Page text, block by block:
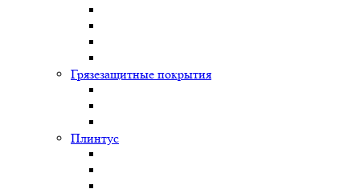
Грязезащитные покрытия
Плинтус